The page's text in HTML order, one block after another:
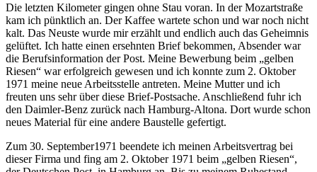
Die letzten Kilometer gingen ohne Stau voran. In der Mozartstraße
kam ich pünktlich an. Der Kaffee wartete schon und war noch nicht
kalt. Das Neuste wurde mir erzählt und endlich auch das Geheimnis
gelüftet. Ich hatte einen ersehnten Brief bekommen, Absender war
die Berufsinformation der Post. Meine Bewerbung beim
gelben
Riesen
war erfolgreich gewesen und ich konnte zum 2. Oktober
1971 meine neue Arbeitsstelle antreten. Meine Mutter und ich
freuten uns sehr über diese Brief-Postsache. Anschließend fuhr ich
den Daimler-Benz zurück nach Hamburg-Altona. Dort wurde schon
neues Material für eine andere Baustelle gefertigt.
Zum 30. September1971 beendete ich meinen Arbeitsvertrag bei
dieser Firma und fing am 2. Oktober 1971 beim
gelben Riesen ,